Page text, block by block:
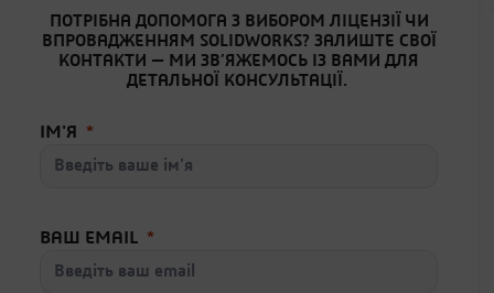
ПОТРІБНА ДОПОМОГА З ВИБОРОМ ЛІЦЕНЗІЇ ЧИ
ВПРОВАДЖЕННЯМ SOLIDWORKS? ЗАЛИШТЕ СВОЇ
КОНТАКТИ — МИ ЗВ’ЯЖЕМОСЬ ІЗ ВАМИ ДЛЯ
ДЕТАЛЬНОЇ КОНСУЛЬТАЦІЇ.
ІМ'Я
ВАШ EMAIL